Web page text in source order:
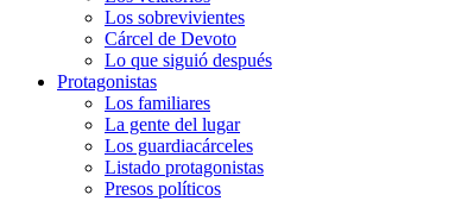
Los sobrevivientes
Cárcel de Devoto
Lo que siguió después
Protagonistas
Los familiares
La gente del lugar
Los guardiacárceles
Listado protagonistas
Presos políticos